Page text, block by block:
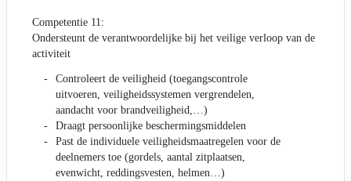
Competentie 11:
Ondersteunt de verantwoordelijke bij het veilige verloop van de
activiteit
Controleert de veiligheid (toegangscontrole
uitvoeren, veiligheidssystemen vergrendelen,
aandacht voor brandveiligheid,…)
Draagt persoonlijke beschermingsmiddelen
Past de individuele veiligheidsmaatregelen voor de
deelnemers toe (gordels, aantal zitplaatsen,
evenwicht, reddingsvesten, helmen…)